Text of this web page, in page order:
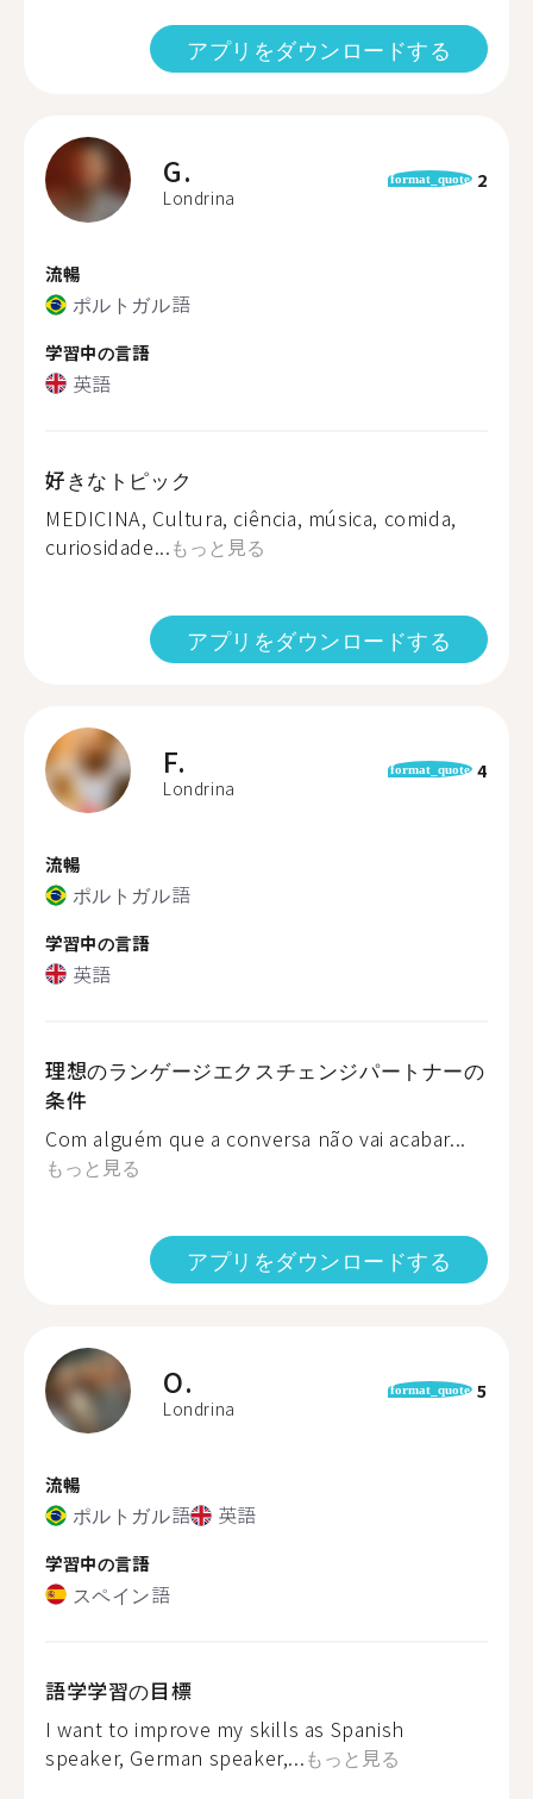
アプリをダウンロードする
G.
Londrina
format_quote 2
流暢
ポルトガル語
学習中の言語
英語
好きなトピック
MEDICINA, Cultura, ciência, música, comida,
curiosidade...もっと見る
アプリをダウンロードする
F.
Londrina
format_quote 4
流暢
ポルトガル語
学習中の言語
英語
理想のランゲージエクスチェンジパートナーの
条件
Com alguém que a conversa não vai acabar...
もっと見る
アプリをダウンロードする
O.
Londrina
format_quote 5
流暢
ポルトガル語 英語
学習中の言語
スペイン語
語学学習の目標
I want to improve my skills as Spanish
speaker, German speaker,...もっと見る